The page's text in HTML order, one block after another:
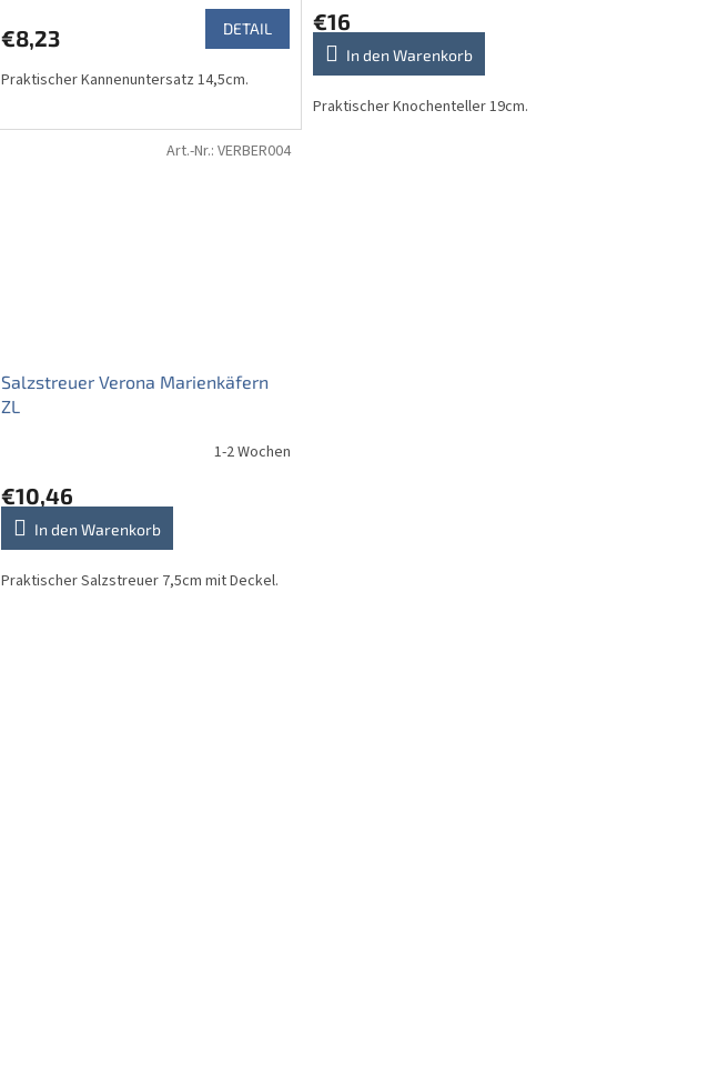
€8,23 DETAIL
Praktischer Kannenuntersatz 14,5cm.
€16
In den Warenkorb
Praktischer Knochenteller 19cm.
Salzstreuer Verona Marienkäfern
ZL
1-2 Wochen
€10,46
In den Warenkorb
Praktischer Salzstreuer 7,5cm mit Deckel.
Art.-Nr.: VERBER004